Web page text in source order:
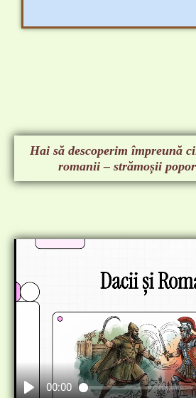
Hai să descoperim împreună
romanii – strămoșii
00:00